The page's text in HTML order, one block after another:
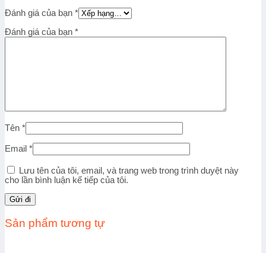
Đánh giá của bạn *
Đánh giá của bạn *
Tên *
Email *
Lưu tên của tôi, email, và trang web trong trình duyệt này
cho lần bình luận kế tiếp của tôi.
Sản phẩm tương tự